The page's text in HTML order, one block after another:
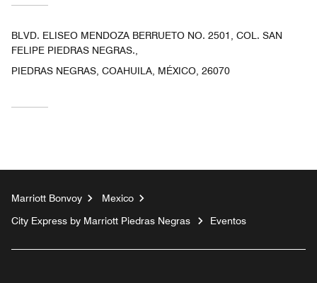
BLVD. ELISEO MENDOZA BERRUETO NO. 2501, COL. SAN
FELIPE PIEDRAS NEGRAS.,
PIEDRAS NEGRAS, COAHUILA, MÉXICO, 26070
Marriott Bonvoy
Mexico
City Express by Marriott Piedras Negras
Eventos